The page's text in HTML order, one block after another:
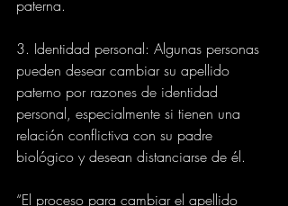
paterna.
3. Identidad personal: Algunas personas
pueden desear cambiar su apellido
paterno por razones de identidad
personal, especialmente si tienen una
relación conflictiva con su padre
biológico y desean distanciarse de él.
“El proceso para cambiar el apellido